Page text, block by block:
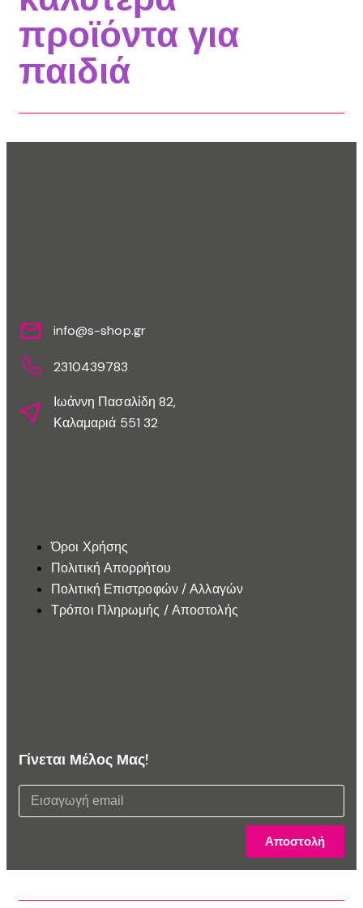
προϊόντα για
παιδιά
info@s-shop.gr
2310439783
Ιωάννη Πασαλίδη 82,
Καλαμαριά 551 32
Όροι Χρήσης
Πολιτική Απορρήτου
Πολιτική Επιστροφών / Αλλαγών
Τρόποι Πληρωμής / Αποστολής
Γίνεται Μέλος Μας!
Αποστολή